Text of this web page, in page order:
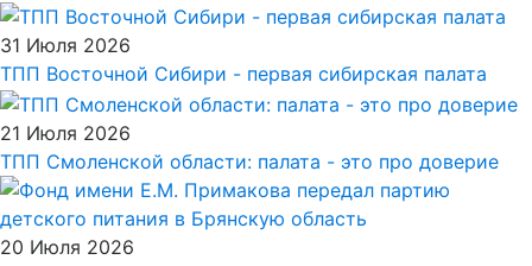
31 Июля 2026
ТПП Восточной Сибири - первая сибирская палата
21 Июля 2026
ТПП Смоленской области: палата - это про доверие
20 Июля 2026